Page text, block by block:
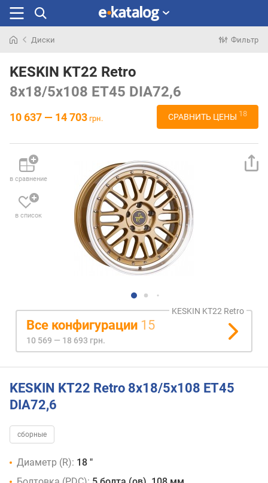
раньше
Диски Фильтр
KESKIN KT22 Retro
8x18/5x108 ET45 DIA72,6
10 637 — 14 703 грн. СРАВНИТЬ ЦЕНЫ 18
в сравнение
в список
KESKIN KT22 Retro
Все конфигурации 15
10 569 — 18 693 грн.
KESKIN KT22 Retro 8x18/5x108 ET45
DIA72,6
сборные
Диаметр (R): 18 "